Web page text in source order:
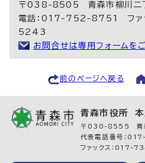
〒038-8505 青森市柳川二
電話：017-752-8751 ファ
5243
お問合せは専用フォームを
前のページへ戻る
青森市役所
〒030-8555 青
代表電話番号：
ファックス：017-